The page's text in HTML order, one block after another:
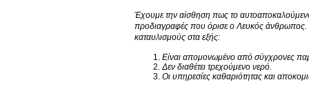
Έχουμε την αίσθηση πως το αυτοαποκαλούμενο
προδιαγραφές που όρισε ο Λευκός άνθρωπος.
καταυλισμούς στα εξής:
Είναι απομονωμένο από σύγχρονες
Δεν διαθέτει τρεχούμενο νερό.
Οι υπηρεσίες καθαριότητας και